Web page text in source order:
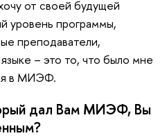
от своей будущей
уровень программы,
преподаватели,
– это то, что было мне
в МИЭФ.
дал Вам МИЭФ, Вы